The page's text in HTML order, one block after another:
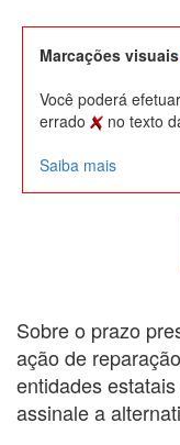
Marcações visuais
Você poderá
errado
no texto
Saiba mais
Sobre o prazo
ação de
entidades
assinale a